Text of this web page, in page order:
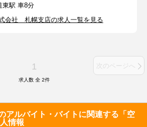
東駅 車8分
会社 札幌支店の求人一覧を見る
1 次のページへ
求人数 全 2件
アルバイト・バイトに関連する「空
情報